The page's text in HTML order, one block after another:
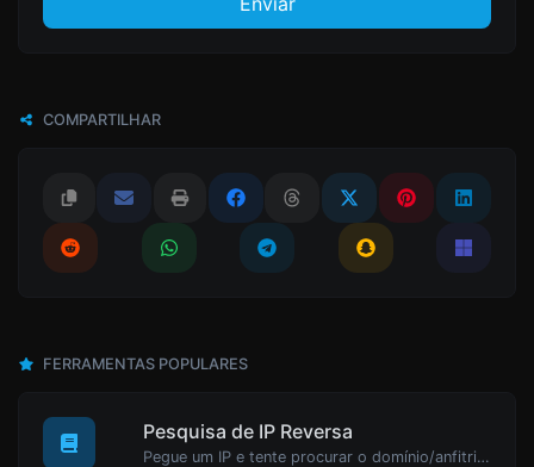
COMPARTILHAR
FERRAMENTAS POPULARES
Pesquisa de IP Reversa
Pegue um IP e tente procurar o domínio/anfitrião associado a ele.